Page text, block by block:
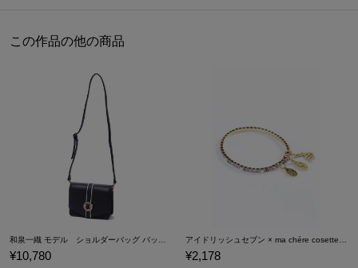
この作品の他の商品
¥10,780 ¥2,178